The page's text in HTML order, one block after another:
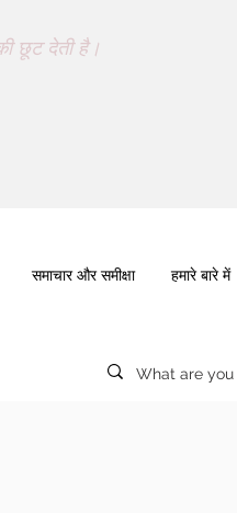
छूट देती है।
समाचार और समीक्षा हमारे बारे में